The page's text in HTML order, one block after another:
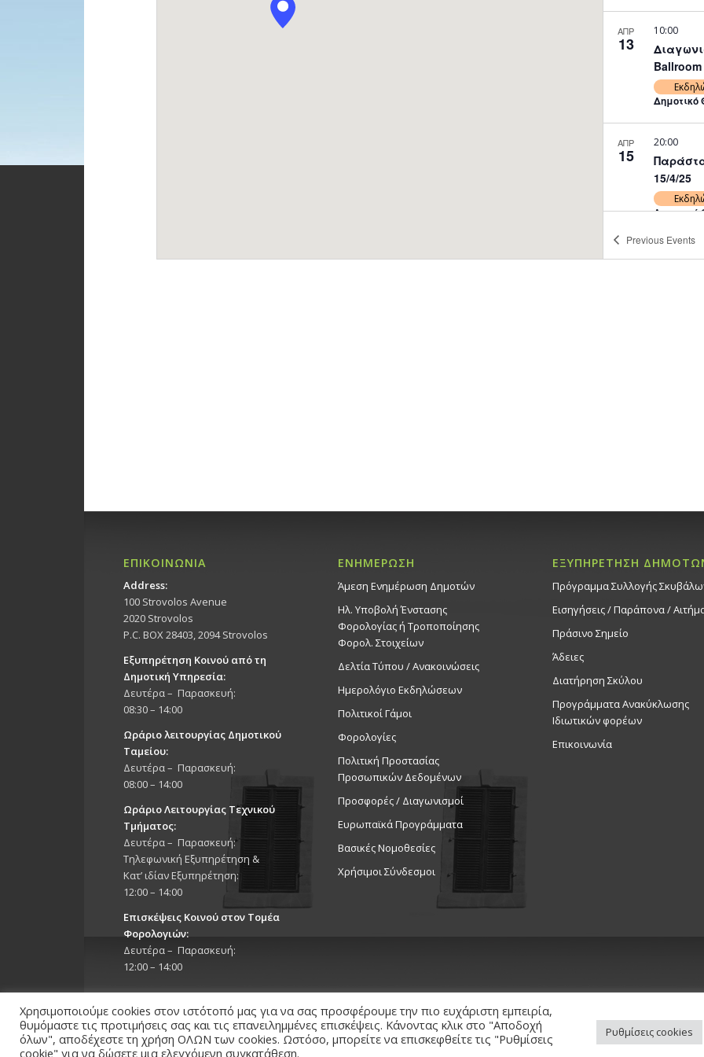
ΑΠΡ
13
10:00
Δημοτικό
ΑΠΡ
15
15/4/25
20:00
Δημοτικό
Πάσχα,
23
Δημοτικό
24
The
Previous Events
ΕΠΙΚΟΙΝΩΝΙΑ
Address:
100 Strovolos Avenue
2020 Strovolos
P.C. BOX 28403, 2094 Strovolos
Εξυπηρέτηση Κοινού από τη
Δημοτική Υπηρεσία:
Δευτέρα – Παρασκευή:
08:30 – 14:00
Ωράριο λειτουργίας Δημοτικού
Ταμείου:
Δευτέρα – Παρασκευή:
08:00 – 14:00
Ωράριο Λειτουργίας Τεχνικού
Τμήματος:
Δευτέρα – Παρασκευή:
Τηλεφωνική Εξυπηρέτηση &
Κατ’ ιδίαν Εξυπηρέτηση:
12:00 – 14:00
Επισκέψεις Κοινού στον Τομέα
Φορολογιών:
Δευτέρα – Παρασκευή:
12:00 – 14:00
ΕΝΗΜΕΡΩΣΗ
Άμεση Ενημέρωση Δημοτών
Ηλ. Υποβολή Ένστασης
Φορολογίας ή Τροποποίησης
Φορολ. Στοιχείων
Δελτία Τύπου / Ανακοινώσεις
Ημερολόγιο Εκδηλώσεων
Πολιτικοί Γάμοι
Φορολογίες
Πολιτική Προστασίας
Προσωπικών Δεδομένων
Προσφορές / Διαγωνισμοί
Ευρωπαϊκά Προγράμματα
Βασικές Νομοθεσίες
Χρήσιμοι Σύνδεσμοι
ΕΞΥΠΗΡΕΤΗΣΗ
Πρόγραμμα Συλλογής
Εισηγήσεις / Παράπονα /
Πράσινο Σημείο
Άδειες
Διατήρηση Σκύλου
Προγράμματα Ανακύκλωσης
Ιδιωτικών φορέων
Επικοινωνία
Copyright 2026 © Δήμος Στροβόλου, All Rights Reserved. / Powered by
Χρησιμοποιούμε cookies στον ιστότοπό μας για να σας προσφέρουμε την πιο ευχάριστη εμπειρία,
θυμόμαστε τις προτιμήσεις σας και τις επανειλημμένες επισκέψεις. Κάνοντας κλικ στο "Αποδοχή
όλων", αποδέχεστε τη χρήση ΟΛΩΝ των cookies. Ωστόσο, μπορείτε να επισκεφθείτε τις "Ρυθμίσεις
cookie" για να δώσετε μια ελεγχόμενη συγκατάθεση.
Ρυθμίσεις cookies